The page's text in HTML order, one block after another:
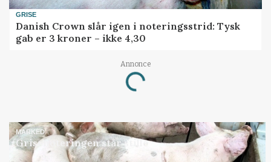
GRISE
Danish Crown slår igen i noteringsstrid: Tysk
gab er 3 kroner – ikke 4,30
Annonce
Loading...
MARKED
Grisenoteringen står stille